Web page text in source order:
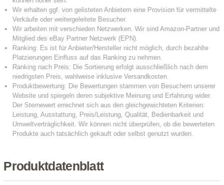
Produktdatenblatt